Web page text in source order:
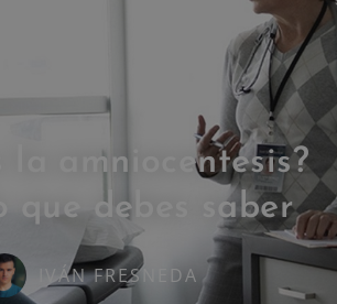
la amniocentesis?
que debes saber
IVÁN FRESNEDA